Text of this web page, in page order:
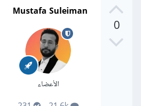
0
Mustafa Suleiman
الأعضاء